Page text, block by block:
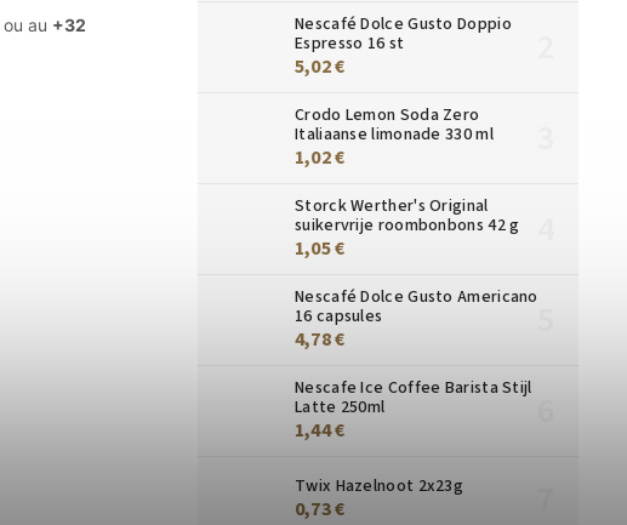
Nescafé Dolce Gusto Doppio
Espresso 16 st
5,02 €
Crodo Lemon Soda Zero
Italiaanse limonade 330 ml
1,02 €
Storck Werther's Original
suikervrije roombonbons 42 g
1,05 €
Nescafé Dolce Gusto Americano
16 capsules
4,78 €
Nescafe Ice Coffee Barista Stijl
Latte 250ml
1,44 €
Twix Hazelnoot 2x23g
0,73 €
ou au +32